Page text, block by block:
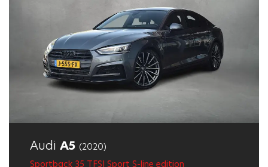
Audi A5 (2020)
Sportback 35 TFSI Sport S-line edition